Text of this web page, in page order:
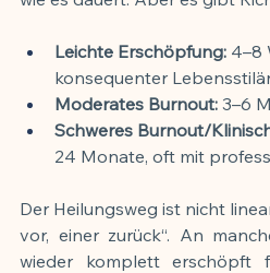
Leichte Erschöpfung: 4–8
konsequenter
Moderates Burnout: 3–6
Schweres Burnout/
24 Monate, oft mit
Der Heilungsweg ist nicht
vor, einer zurück“. An
wieder komplett erschöpft